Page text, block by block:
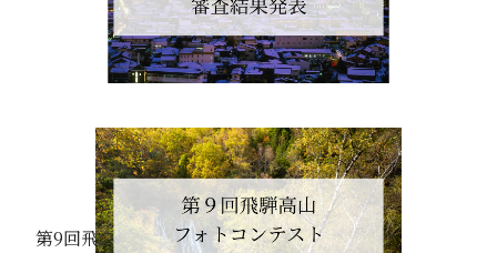
第9回飛騨高山フォトコンテスト 結果発表